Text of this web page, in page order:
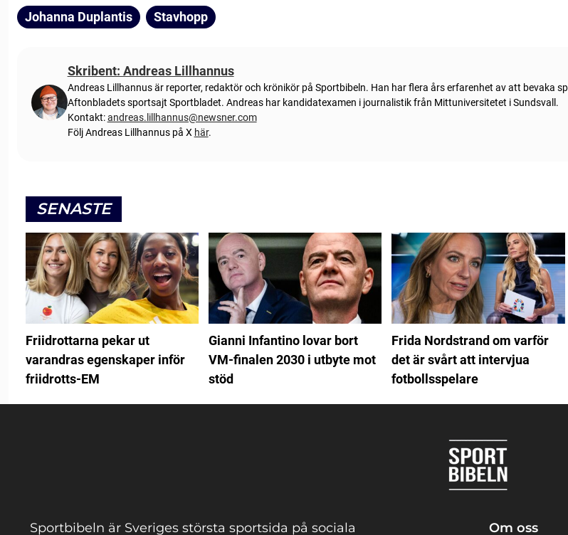
Johanna Duplantis Stavhopp
Skribent: Andreas Lillhannus
Andreas Lillhannus är reporter, redaktör och krönikör på Sportbibeln. Han har flera års erfarenhet av att bevaka
Aftonbladets sportsajt Sportbladet. Andreas har kandidatexamen i journalistik från Mittuniversitetet i Sundsvall.
Kontakt:andreas.lillhannus@newsner.com
Följ Andreas Lillhannus på X här.
SENASTE
Friidrottarna pekar ut
varandras egenskaper inför
friidrotts-EM
Gianni Infantino lovar bort
VM-finalen 2030 i utbyte mot
stöd
Frida Nordstrand om varför
det är svårt att intervjua
fotbollsspelare
Sportbibeln är Sveriges största sportsida på sociala Om oss